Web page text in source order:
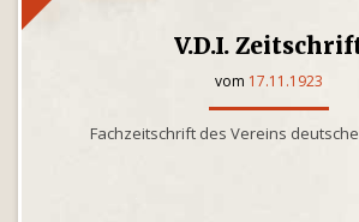
V.D.I.
vom 17.11.1923
Fachzeitschrift des Vereins